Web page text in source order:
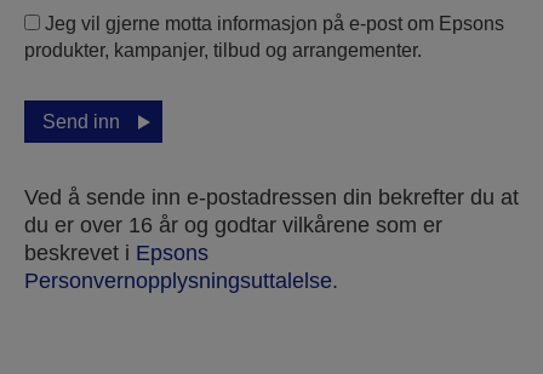
Jeg vil gjerne motta informasjon på e-post om Epsons
produkter, kampanjer, tilbud og arrangementer.
Send inn
Ved å sende inn e-postadressen din bekrefter du at
du er over 16 år og godtar vilkårene som er
beskrevet i Epsons
Personvernopplysningsuttalelse.